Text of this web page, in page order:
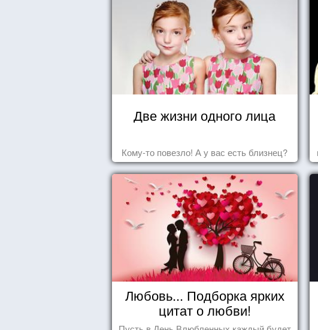
Две жизни одного лица
Кому-то повезло! А у вас есть близнец?
Любовь... Подборка ярких
цитат о любви!